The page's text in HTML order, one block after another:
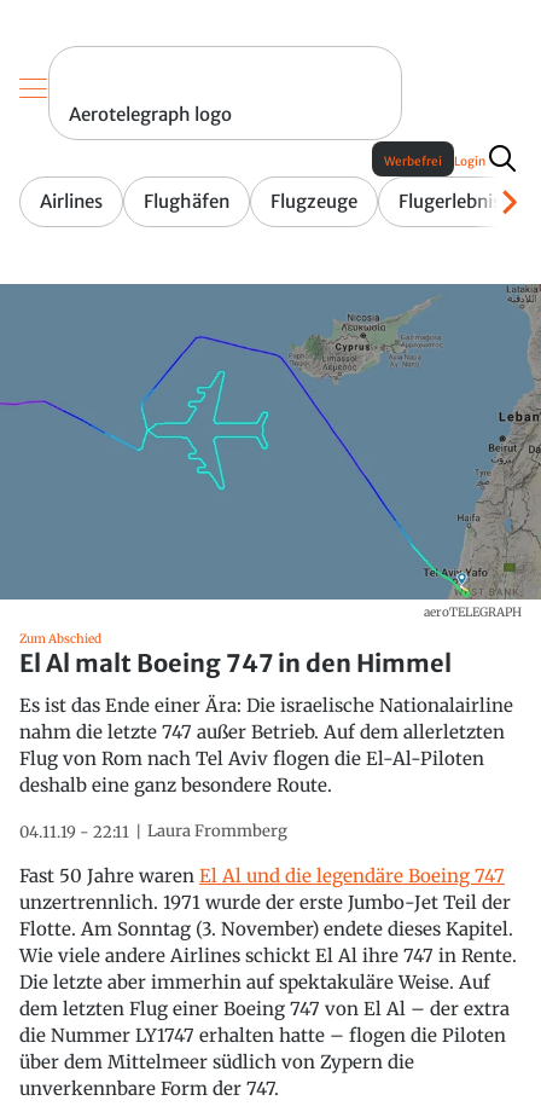
Aerotelegraph logo
Airlines Flughäfen Flugzeuge Flugerlebnis
Werbefrei Login
aeroTELEGRAPH
Zum Abschied
El Al malt Boeing 747 in den Himmel
Es ist das Ende einer Ära: Die israelische Nationalairline
nahm die letzte 747 außer Betrieb. Auf dem allerletzten
Flug von Rom nach Tel Aviv flogen die El-Al-Piloten
deshalb eine ganz besondere Route.
04.11.19 - 22:11 Laura Frommberg
Fast 50 Jahre waren El Al und die legendäre Boeing 747
unzertrennlich. 1971 wurde der erste Jumbo-Jet Teil der
Flotte. Am Sonntag (3. November) endete dieses Kapitel.
Wie viele andere Airlines schickt El Al ihre 747 in Rente.
Die letzte aber immerhin auf spektakuläre Weise. Auf
dem letzten Flug einer Boeing 747 von El Al – der extra
die Nummer LY1747 erhalten hatte – flogen die Piloten
über dem Mittelmeer südlich von Zypern die
unverkennbare Form der 747.